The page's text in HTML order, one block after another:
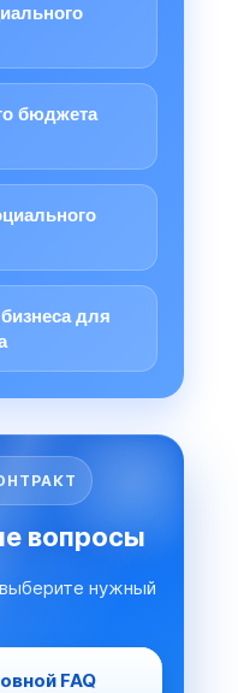
бюджета
для
вопросы
нужный
FAQ